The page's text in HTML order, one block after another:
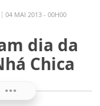
04 MAI 2013 - 00H00
dia da
Chica